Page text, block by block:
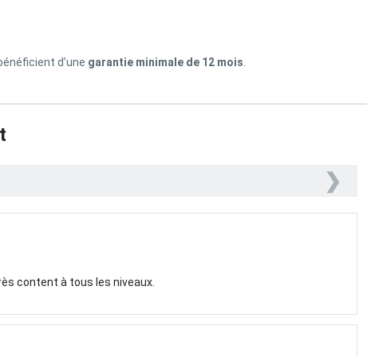
d’une garantie minimale de 12 mois
❯
content à tous les niveaux.